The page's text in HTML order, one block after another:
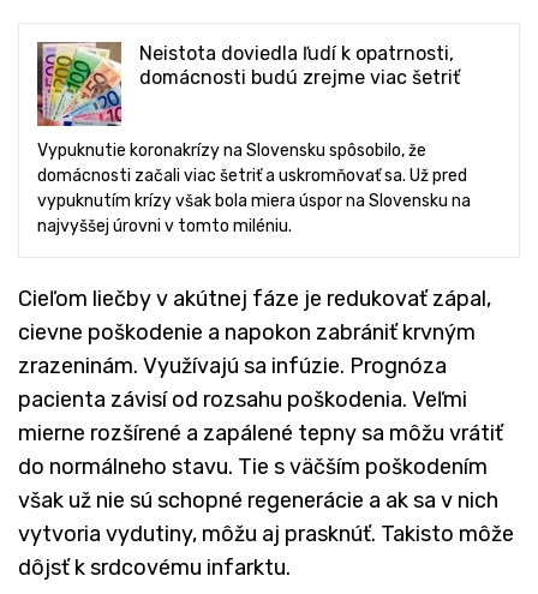
Neistota doviedla ľudí k opatrnosti,
domácnosti budú zrejme viac šetriť
Vypuknutie koronakrízy na Slovensku spôsobilo, že
domácnosti začali viac šetriť a uskromňovať sa. Už pred
vypuknutím krízy však bola miera úspor na Slovensku na
najvyššej úrovni v tomto miléniu.
Cieľom liečby v akútnej fáze je redukovať zápal,
cievne poškodenie a napokon zabrániť krvným
zrazeninám. Využívajú sa infúzie. Prognóza
pacienta závisí od rozsahu poškodenia. Veľmi
mierne rozšírené a zapálené tepny sa môžu vrátiť
do normálneho stavu. Tie s väčším poškodením
však už nie sú schopné regenerácie a ak sa v nich
vytvoria vydutiny, môžu aj prasknúť. Takisto môže
dôjsť k srdcovému infarktu.